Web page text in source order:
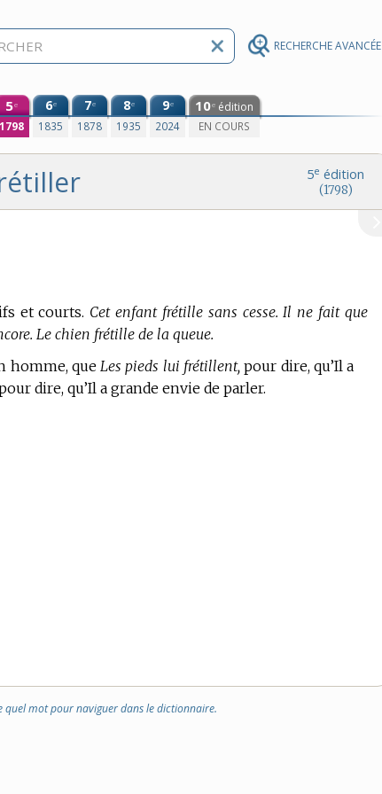
RECHERCHE AVANCÉE
5e
1798
6e
1835
7e
1878
8e
1935
9e
2024
10e édition
EN COURS
5e édition
(1798)
et courts. Cet enfant frétille sans cesse. Il ne fait que
Le chien frétille de la queue.
homme, que Les pieds lui frétillent, pour dire, qu’Il a
dire, qu’Il a grande envie de parler.
quel mot pour naviguer dans le dictionnaire.